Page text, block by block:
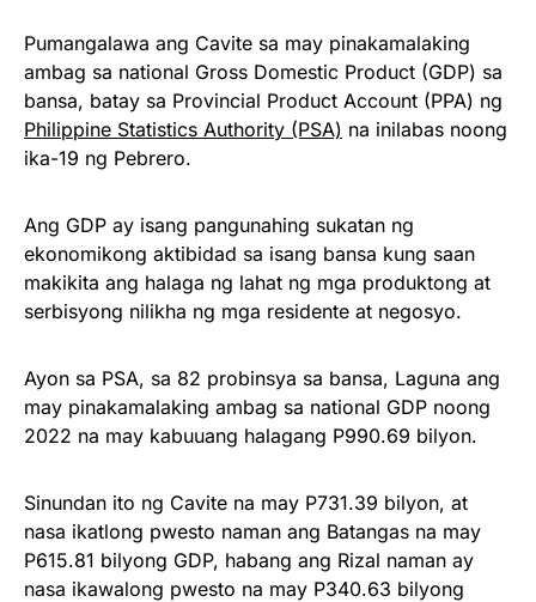
Pumangalawa ang Cavite sa may pinakamalaking
ambag sa national Gross Domestic Product (GDP) sa
bansa, batay sa Provincial Product Account (PPA) ng
Philippine Statistics Authority (PSA) na inilabas noong
ika-19 ng Pebrero.
Ang GDP ay isang pangunahing sukatan ng
ekonomikong aktibidad sa isang bansa kung saan
makikita ang halaga ng lahat ng mga produktong at
serbisyong nilikha ng mga residente at negosyo.
Ayon sa PSA, sa 82 probinsya sa bansa, Laguna ang
may pinakamalaking ambag sa national GDP noong
2022 na may kabuuang halagang P990.69 bilyon.
Sinundan ito ng Cavite na may P731.39 bilyon, at
nasa ikatlong pwesto naman ang Batangas na may
P615.81 bilyong GDP, habang ang Rizal naman ay
nasa ikawalong pwesto na may P340.63 bilyong